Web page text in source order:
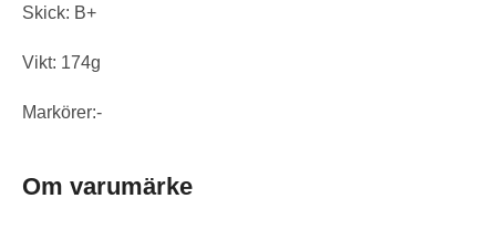
Skick: B+
Vikt: 174g
Markörer:-
Om varumärke